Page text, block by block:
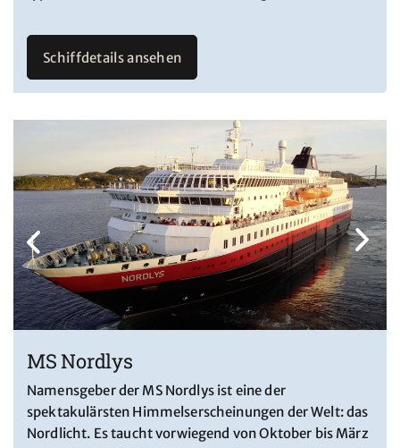
Schiffdetails ansehen
MS Nordlys
Namensgeber der MS Nordlys ist eine der
spektakulärsten Himmelserscheinungen der Welt: das
Nordlicht. Es taucht vorwiegend von Oktober bis März